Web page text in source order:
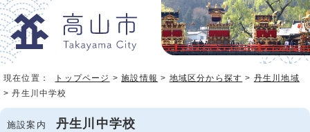
現在位置： トップページ >施設情報 > 地域区分から探す > 丹生川地域
> 丹生川中学校
施設案内 丹生川中学校